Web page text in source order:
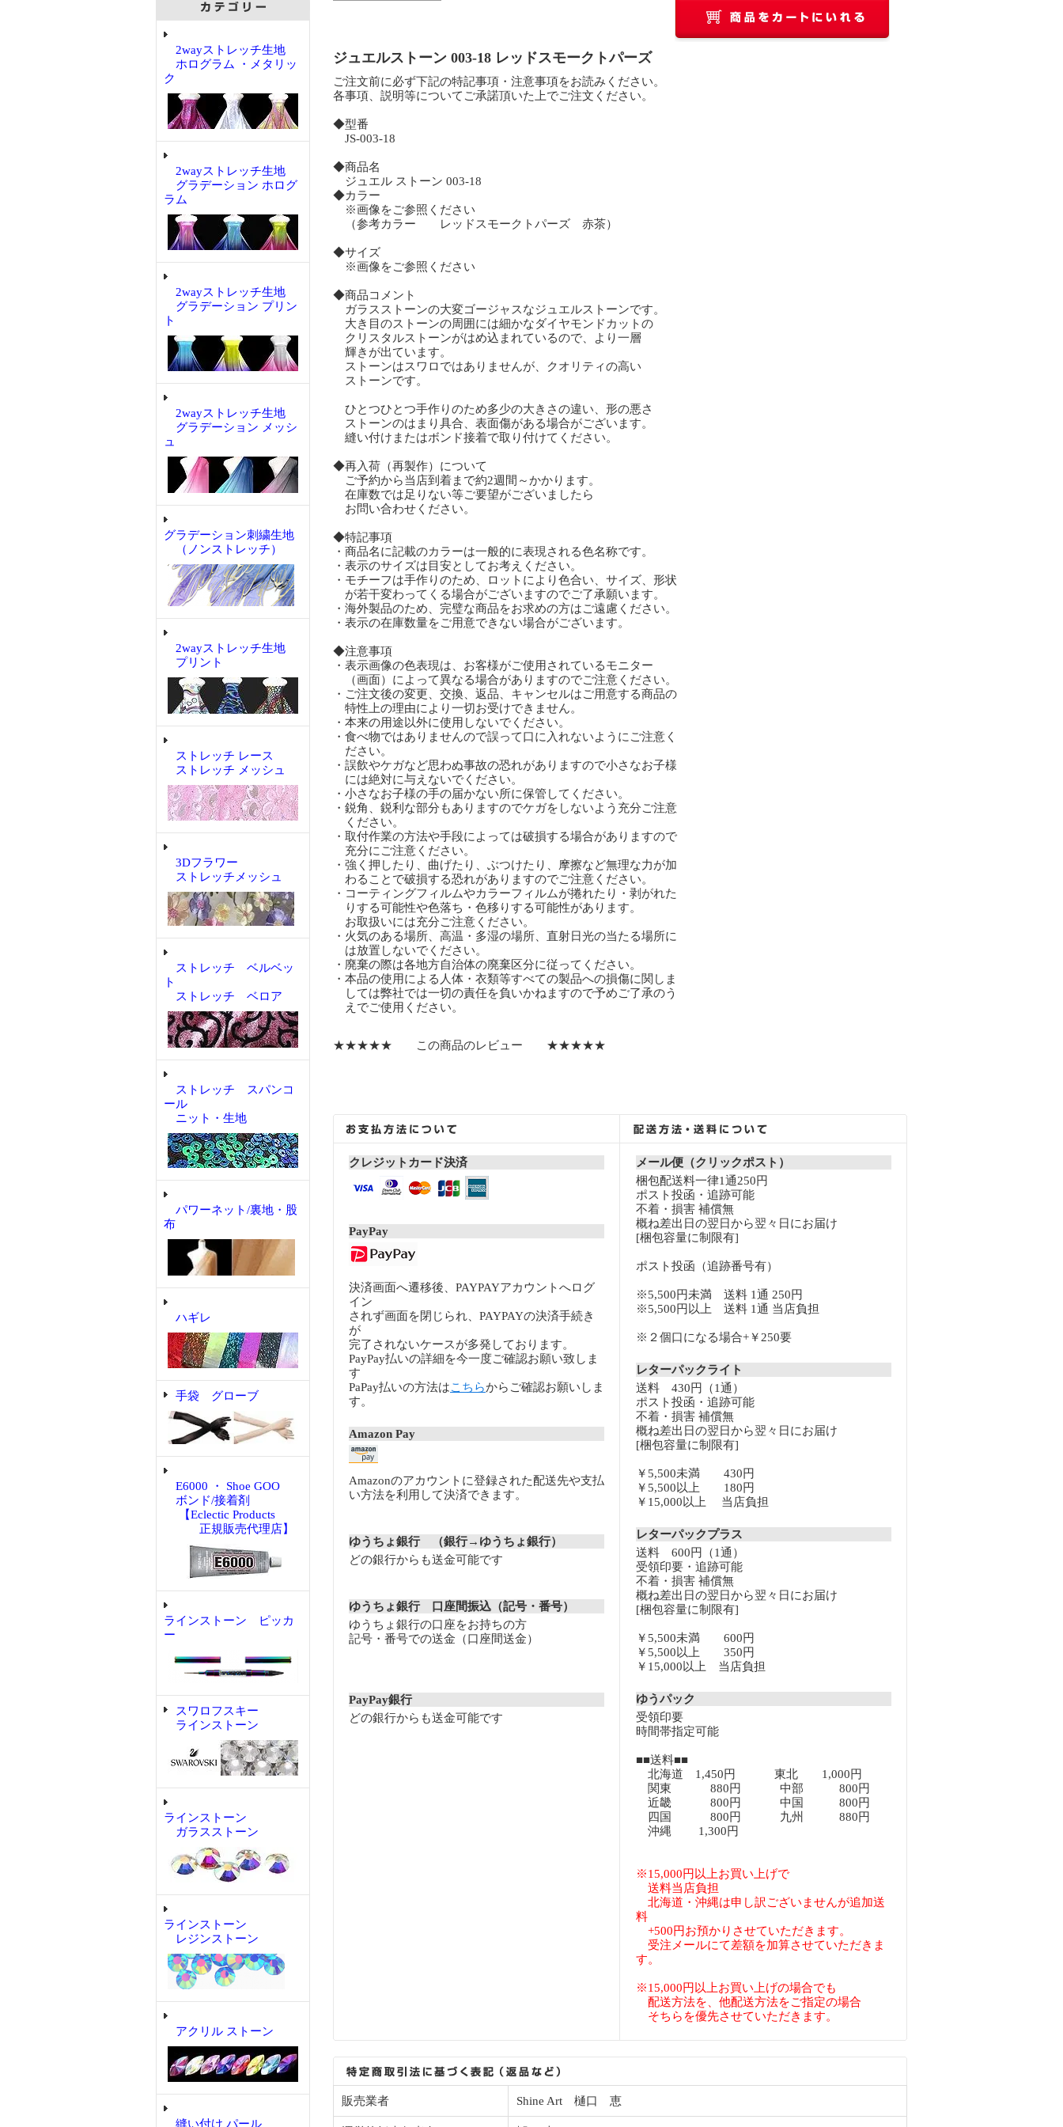
2wayストレッチ生地
ホログラム ・メタリッ
ク
2wayストレッチ生地
グラデーション ホログ
ラム
2wayストレッチ生地
グラデーション プリン
ト
2wayストレッチ生地
グラデーション メッシ
ュ
グラデーション刺繍生地
（ノンストレッチ）
2wayストレッチ生地
プリント
ストレッチ レース
ストレッチ メッシュ
3Dフラワー
ストレッチメッシュ
ストレッチ ベルベッ
ト
ストレッチ ベロア
ストレッチ スパンコ
ール
ニット・生地
パワーネット/裏地・股
布
ハギレ
手袋 グローブ
E6000 ・ Shoe GOO
ボンド/接着剤
【Eclectic Products
正規販売代理店】
ラインストーン ピッカ
ー
スワロフスキー
ラインストーン
ラインストーン
ガラスストーン
ラインストーン
レジンストーン
アクリル ストーン
縫い付け パール
ジュエルストーン 003-18 レッドスモークトパーズ
ご注文前に必ず下記の特記事項・注意事項をお読みください。
各事項、説明等についてご承諾頂いた上でご注文ください。
◆型番
JS-003-18
◆商品名
ジュエル ストーン 003-18
◆カラー
※画像をご参照ください
（参考カラー レッドスモークトパーズ 赤茶）
◆サイズ
※画像をご参照ください
◆商品コメント
ガラスストーンの大変ゴージャスなジュエルストーンです。
大き目のストーンの周囲には細かなダイヤモンドカットの
クリスタルストーンがはめ込まれているので、より一層
輝きが出ています。
ストーンはスワロではありませんが、クオリティの高い
ストーンです。
ひとつひとつ手作りのため多少の大きさの違い、形の悪さ
ストーンのはまり具合、表面傷がある場合がございます。
縫い付けまたはボンド接着で取り付けてください。
◆再入荷（再製作）について
ご予約から当店到着まで約2週間～かかります。
在庫数では足りない等ご要望がございましたら
お問い合わせください。
◆特記事項
・商品名に記載のカラーは一般的に表現される色名称です。
・表示のサイズは目安としてお考えください。
・モチーフは手作りのため、ロットにより色合い、サイズ、形状
が若干変わってくる場合がございますのでご了承願います。
・海外製品のため、完璧な商品をお求めの方はご遠慮ください。
・表示の在庫数量をご用意できない場合がございます。
◆注意事項
・表示画像の色表現は、お客様がご使用されているモニター
（画面）によって異なる場合がありますのでご注意ください。
・ご注文後の変更、交換、返品、キャンセルはご用意する商品の
特性上の理由により一切お受けできません。
・本来の用途以外に使用しないでください。
・食べ物ではありませんので誤って口に入れないようにご注意く
ださい。
・誤飲やケガなど思わぬ事故の恐れがありますので小さなお子様
には絶対に与えないでください。
・小さなお子様の手の届かない所に保管してください。
・鋭角、鋭利な部分もありますのでケガをしないよう充分ご注意
ください。
・取付作業の方法や手段によっては破損する場合がありますので
充分にご注意ください。
・強く押したり、曲げたり、ぶつけたり、摩擦など無理な力が加
わることで破損する恐れがありますのでご注意ください。
・コーティングフィルムやカラーフィルムが捲れたり・剥がれた
りする可能性や色落ち・色移りする可能性があります。
お取扱いには充分ご注意ください。
・火気のある場所、高温・多湿の場所、直射日光の当たる場所に
は放置しないでください。
・廃棄の際は各地方自治体の廃棄区分に従ってください。
・本品の使用による人体・衣類等すべての製品への損傷に関しま
しては弊社では一切の責任を負いかねますので予めご了承のう
えでご使用ください。
★★★★★ この商品のレビュー ★★★★★
クレジットカード決済
PayPay
決済画面へ遷移後、PAYPAYアカウントへログ
イン
されず画面を閉じられ、PAYPAYの決済手続き
が
完了されないケースが多発しております。
PayPay払いの詳細を今一度ご確認お願い致しま
す
PaPay払いの方法はこちらからご確認お願いしま
す。
Amazon Pay
Amazonのアカウントに登録された配送先や支払
い方法を利用して決済できます。
ゆうちょ銀行 （銀行→ゆうちょ銀行）
どの銀行からも送金可能です
ゆうちょ銀行 口座間振込（記号・番号）
ゆうちょ銀行の口座をお持ちの方
記号・番号での送金（口座間送金）
PayPay銀行
どの銀行からも送金可能です
メール便（クリックポスト）
梱包配送料一律1通250円
ポスト投函・追跡可能
不着・損害 補償無
概ね差出日の翌日から翌々日にお届け
[梱包容量に制限有]
ポスト投函（追跡番号有）
※5,500円未満 送料 1通 250円
※5,500円以上 送料 1通 当店負担
※２個口になる場合+￥250要
レターパックライト
送料 430円（1通）
ポスト投函・追跡可能
不着・損害 補償無
概ね差出日の翌日から翌々日にお届け
[梱包容量に制限有]
￥5,500未満 430円
￥5,500以上 180円
￥15,000以上 当店負担
レターパックプラス
送料 600円（1通）
受領印要・追跡可能
不着・損害 補償無
概ね差出日の翌日から翌々日にお届け
[梱包容量に制限有]
￥5,500未満 600円
￥5,500以上 350円
￥15,000以上 当店負担
ゆうパック
受領印要
時間帯指定可能
■■送料■■
北海道 1,450円 東北 1,000円
関東 880円 中部 800円
近畿 800円 中国 800円
四国 800円 九州 880円
沖縄 1,300円
※15,000円以上お買い上げで
送料当店負担
北海道・沖縄は申し訳ございませんが追加送
料
+500円お預かりさせていただきます。
受注メールにて差額を加算させていただきま
す。
※15,000円以上お買い上げの場合でも
配送方法を、他配送方法をご指定の場合
そちらを優先させていただきます。
販売業者 Shine Art 樋口 恵